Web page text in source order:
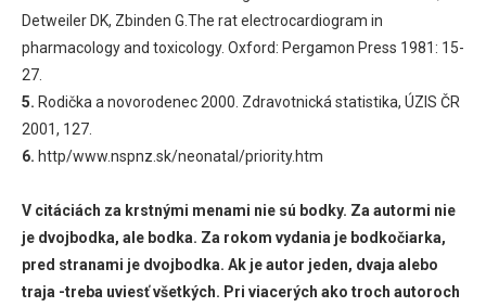
Detweiler DK, Zbinden G.The rat electrocardiogram in
pharmacology and toxicology. Oxford: Pergamon Press 1981: 15-
27.
5. Rodička a novorodenec 2000. Zdravotnická statistika, ÚZIS ČR
2001, 127.
6. http/www.nspnz.sk/neonatal/priority.htm
V citáciách za krstnými menami nie sú bodky. Za autormi nie
je dvojbodka, ale bodka. Za rokom vydania je bodkočiarka,
pred stranami je dvojbodka. Ak je autor jeden, dvaja alebo
traja -treba uviesť všetkých. Pri viacerých ako troch autoroch